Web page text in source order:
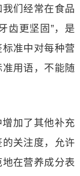
们经常在食品
齿更坚固”，是
准中对每种营
用语，不能随
加了其他补充
关注度，允许
在营养成分表